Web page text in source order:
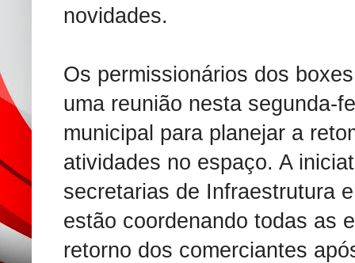
novidades.
Os permissionários dos
uma reunião nesta segunda-
municipal para planejar a
atividades no espaço. A
secretarias de Infraestrutura
estão coordenando todas as
retorno dos comerciantes